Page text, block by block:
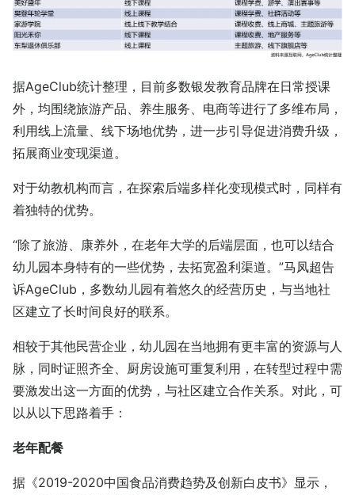
据AgeClub统计整理，目前多数银发教育品牌在日常授课
外，均围绕旅游产品、养生服务、电商等进行了多维布局，
利用线上流量、线下场地优势，进一步引导促进消费升级，
拓展商业变现渠道。
对于幼教机构而言，在探索后端多样化变现模式时，同样有
着独特的优势。
“除了旅游、康养外，在老年大学的后端层面，也可以结合
幼儿园本身特有的一些优势，去拓宽盈利渠道。”马凤超告
诉AgeClub，多数幼儿园有着悠久的经营历史，与当地社
区建立了长时间良好的联系。
相较于其他民营企业，幼儿园在当地拥有更丰富的资源与人
脉，同时证照齐全、厨房设施可重复利用，在转型过程中需
要激发出这一方面的优势，与社区建立合作关系。对此，可
以从以下思路着手：
老年配餐
据《2019-2020中国食品消费趋势及创新白皮书》显示，